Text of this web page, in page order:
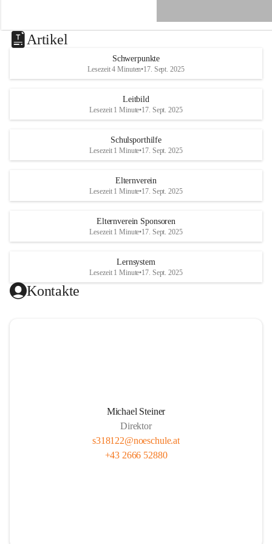
u
a
e
x
Artikel
Schwerpunkte
Lesezeit 4 Minuten•17. Sept. 2025
Leitbild
Lesezeit 1 Minute•17. Sept. 2025
Schulsporthilfe
Lesezeit 1 Minute•17. Sept. 2025
Elternverein
Lesezeit 1 Minute•17. Sept. 2025
Elternverein Sponsoren
Lesezeit 1 Minute•17. Sept. 2025
Lernsystem
Lesezeit 1 Minute•17. Sept. 2025
Kontakte
Michael Steiner
Direktor
s318122@noeschule.at
+43 2666 52880